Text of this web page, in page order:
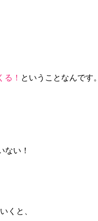
！ ということなんです。
ない！
くと、